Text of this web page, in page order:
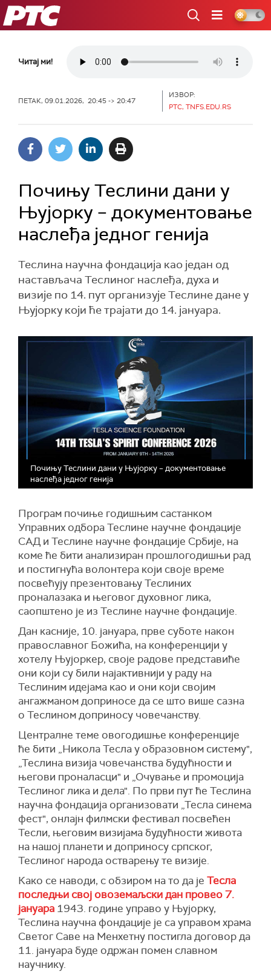
РТС
Читај ми!
ПЕТАК, 09.01.2026, 20:45 -> 20:47
ИЗВОР:
РТС, TNFS.EDU.RS
Почињу Теслини дани у
Њујорку – документовање
наслеђа једног генија
Теслина научна фондација као један од
настављача Теслиног наслеђа, духа и
визије по 14. пут организује Теслине дане у
Њујорку који ће трајати до 14. јануара.
Почињу Теслини дани у Њујорку – документовање
наслеђа једног генија
Програм почиње годишњим састанком
Управних одбора Теслине научне фондације
САД и Теслине научне фондације Србије, на
коме ће бити анализиран прошлогодишњи рад
и постигнућа волонтера који своје време
посвећују презентовању Теслиних
проналазака и његовог духовног лика,
саопштено је из Теслине научне фондације.
Дан касније, 10. јануара, прве суботе након
православног Божића, на конференцији у
хотелу Њујоркер, своје радове представиће
они који су били најактивнији у раду на
Теслиним идејама као и они који својим
ангажманом доприносе да се што више сазна
о Теслином доприносу човечанству.
Централне теме овогодишње конференције
ће бити „Никола Тесла у образовном систему",
„Теслина визија човечанства будућности и
његови проналасци" и „Очување и промоција
Теслиног лика и дела". По први пут ће Теслина
научна фондација организовати „Тесла синема
фест", онлајн филмски фестивал посвећен
Тесли, његовим визијама будућности живота
на нашој планети и доприносу српског,
Теслиног народа остварењу те визије.
Како се наводи, с обзиром на то да је Тесла
последњи свој овоземаљски дан провео 7.
јануара 1943. године управо у Њујорку,
Теслина научна фондације је са управом храма
Светог Саве на Менхетну постигла договор да
11. јануара буде одржан помен славном
научнику.